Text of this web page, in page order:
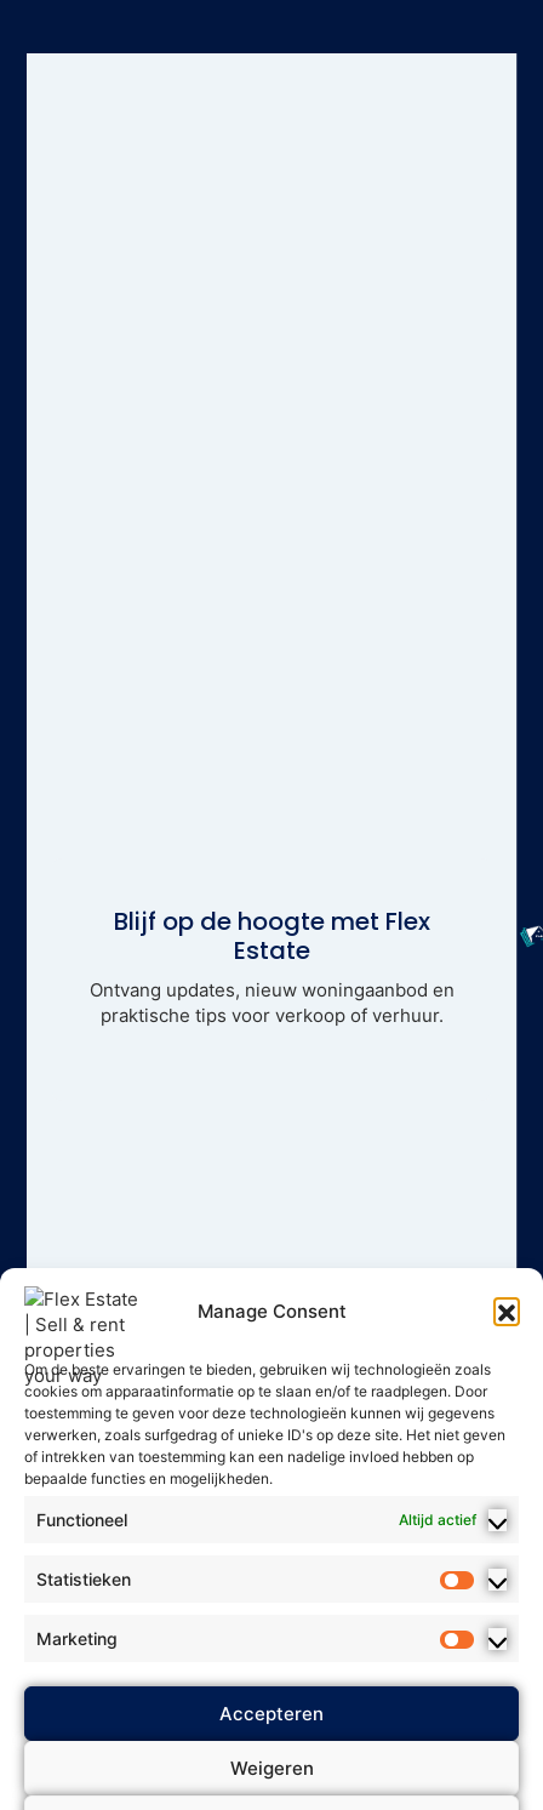
Manage Consent
Om de beste ervaringen te bieden, gebruiken wij technologieën zoals
cookies om apparaatinformatie op te slaan en/of te raadplegen. Door
toestemming te geven voor deze technologieën kunnen wij gegevens
verwerken, zoals surfgedrag of unieke ID's op deze site. Het niet geven
of intrekken van toestemming kan een nadelige invloed hebben op
bepaalde functies en mogelijkheden.
Functioneel Altijd actief
Statistieken
Marketing
Accepteren
Weigeren
Blijf op de hoogte met Flex
Estate
Ontvang updates, nieuw woningaanbod en
praktische tips voor verkoop of verhuur.
2025 Flex Estate - Alle rechten
Privacybeleid
Algemene voorwaarden* *
Biedingsbeleid